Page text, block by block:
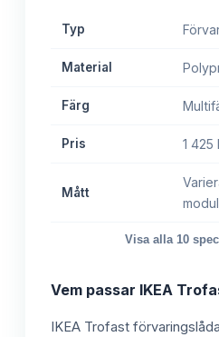
Typ
Material
Färg
Pris 1 425
Mått
modul
Visa alla 10
Vem passar IKEA
IKEA Trofast